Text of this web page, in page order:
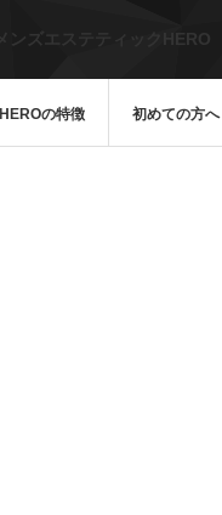
HEROの特徴 初めての方へ